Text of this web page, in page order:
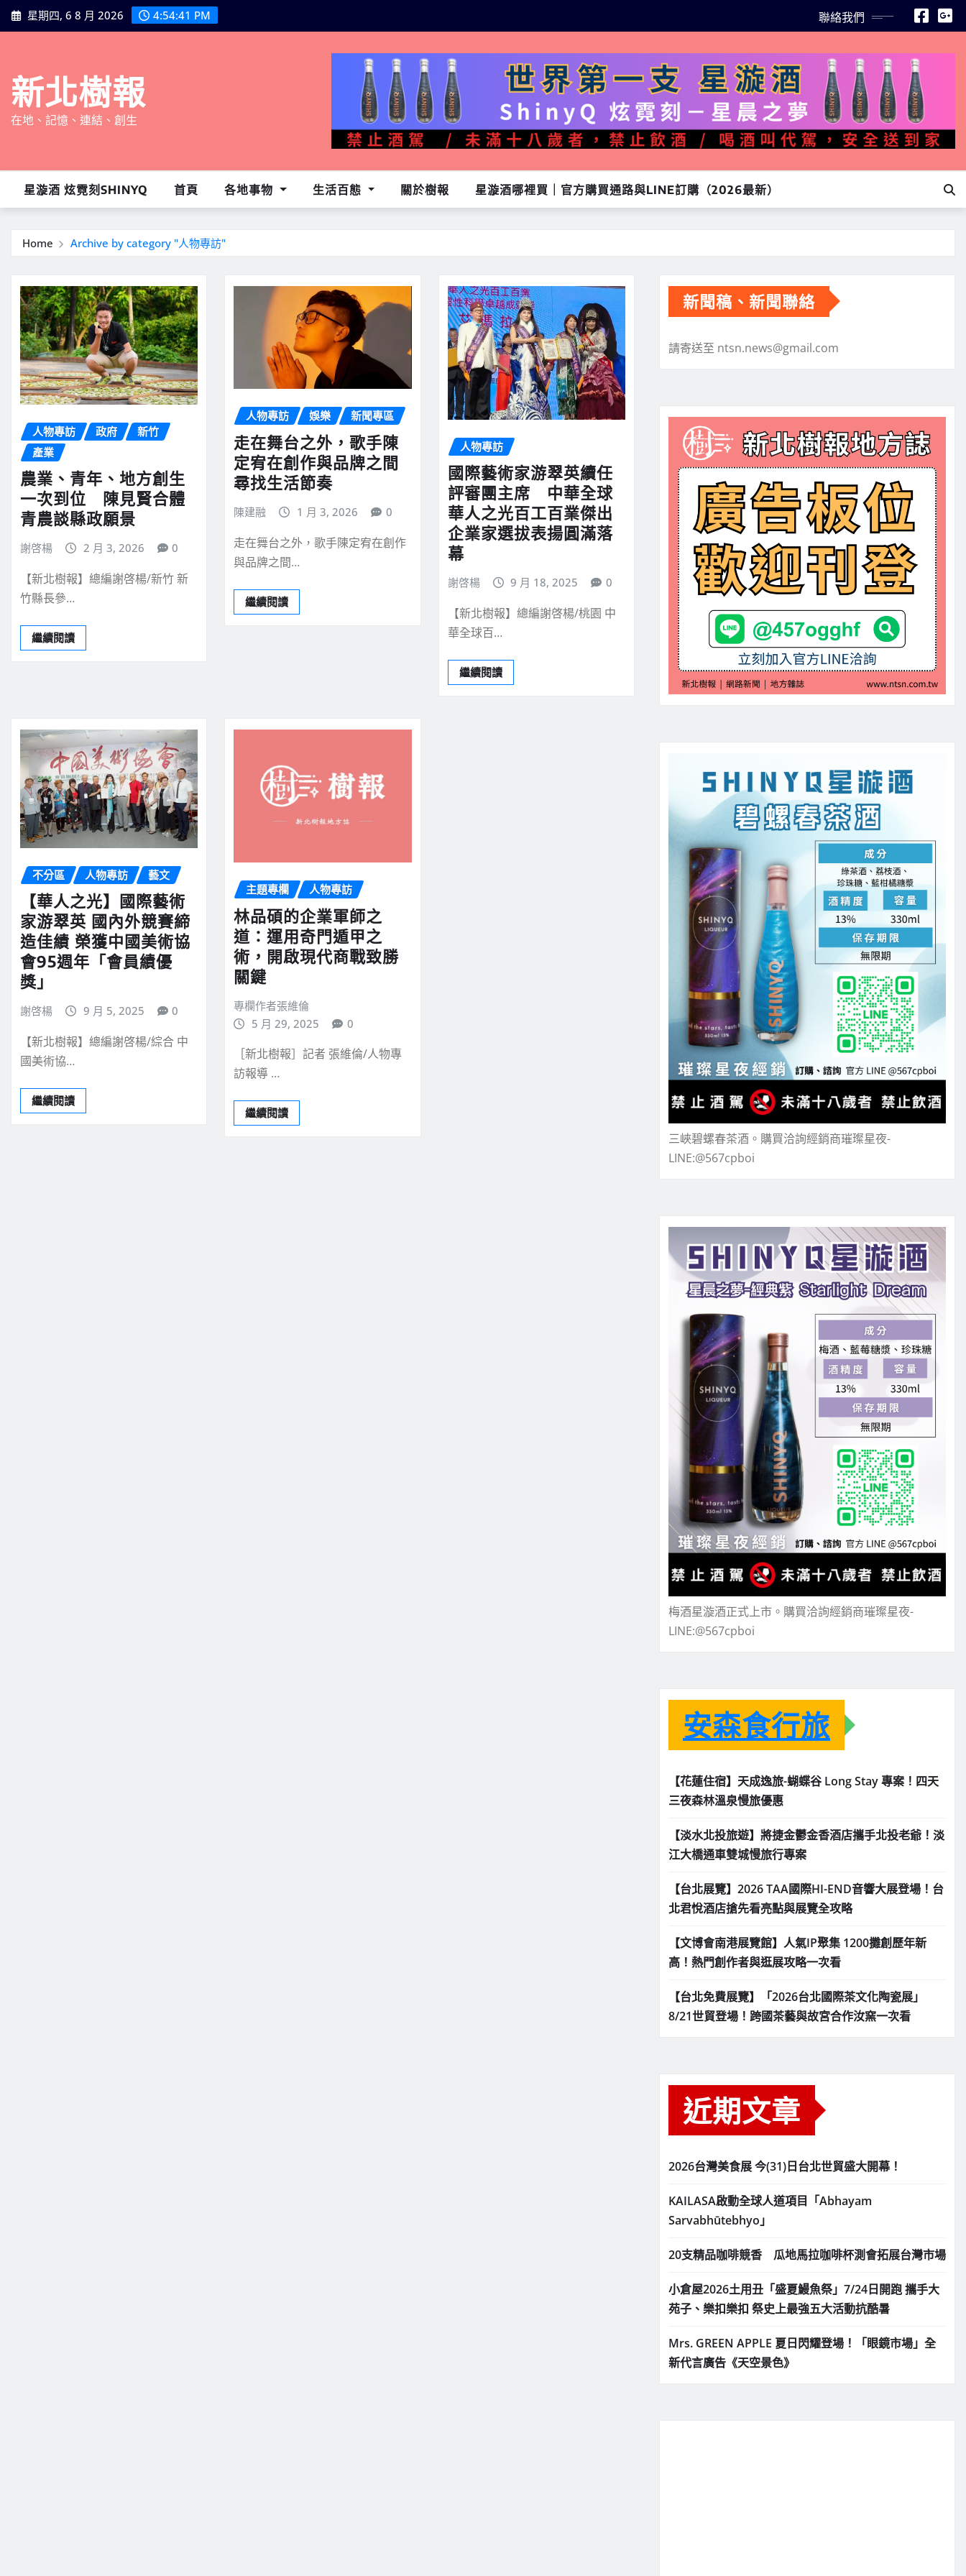
Skip
to
星期四, 6 8 月 2026 4:54:42 PM 聯絡我們
新北樹報
在地、記憶、連結、創生
星漩酒 炫霓刻SHINYQ 首頁 各地事物 生活百態 關於樹報 星漩酒哪裡買｜官方購買通路與LINE訂購（2026最新）
Home Archive by category "人物專訪"
人物專訪 政府
新竹
產業
農業、青年、地方創生
一次到位 陳見賢合體
青農談縣政願景
謝啓楊 2 月 3, 2026 0
【新北樹報】總編謝啓楊/新竹 新
竹縣長參…
繼續閱讀
人物專訪 娛樂 新聞專區
走在舞台之外，歌手陳
定宥在創作與品牌之間
尋找生活節奏
陳建融 1 月 3, 2026 0
走在舞台之外，歌手陳定宥在創作
與品牌之間…
繼續閱讀
人物專訪
國際藝術家游翠英續任
評審團主席 中華全球
華人之光百工百業傑出
企業家選拔表揚圓滿落
幕
謝啓楊 9 月 18, 2025 0
【新北樹報】總編謝啓楊/桃園 中
華全球百…
繼續閱讀
不分區 人物專訪 藝文
【華人之光】國際藝術
家游翠英 國內外競賽締
造佳績 榮獲中國美術協
會95週年「會員績優
獎」
謝啓楊 9 月 5, 2025 0
【新北樹報】總編謝啓楊/綜合 中
國美術協…
繼續閱讀
主題專欄 人物專訪
林品碩的企業軍師之
道：運用奇門遁甲之
術，開啟現代商戰致勝
關鍵
專欄作者張維倫
5 月 29, 2025
0
［新北樹報］記者 張維倫/人物專
訪報導 …
繼續閱讀
新聞稿、新聞聯絡
請寄送至 ntsn.news@gmail.com
三峽碧螺春茶酒。購買洽詢經銷商璀璨星夜-
LINE:@567cpboi
梅酒星漩酒正式上市。購買洽詢經銷商璀璨星夜-
LINE:@567cpboi
安森食行旅
【花蓮住宿】天成逸旅-蝴蝶谷 Long Stay 專案！四天
三夜森林溫泉慢旅優惠
【淡水北投旅遊】將捷金鬱金香酒店攜手北投老爺！淡
江大橋通車雙城慢旅行專案
【台北展覽】2026 TAA國際HI-END音響大展登場！台
北君悅酒店搶先看亮點與展覽全攻略
【文博會南港展覽館】人氣IP聚集 1200攤創歷年新
高！熱門創作者與逛展攻略一次看
【台北免費展覽】「2026台北國際茶文化陶瓷展」
8/21世貿登場！跨國茶藝與故宮合作汝窯一次看
近期文章
2026台灣美食展 今(31)日台北世貿盛大開幕！
KAILASA啟動全球人道項目「Abhayam
Sarvabhūtebhyo」
20支精品咖啡競香 瓜地馬拉咖啡杯測會拓展台灣市場
小倉屋2026土用丑「盛夏鰻魚祭」7/24日開跑 攜手大
苑子、樂扣樂扣 祭史上最強五大活動抗酷暑
Mrs. GREEN APPLE 夏日閃耀登場！「眼鏡市場」全
新代言廣告《天空景色》